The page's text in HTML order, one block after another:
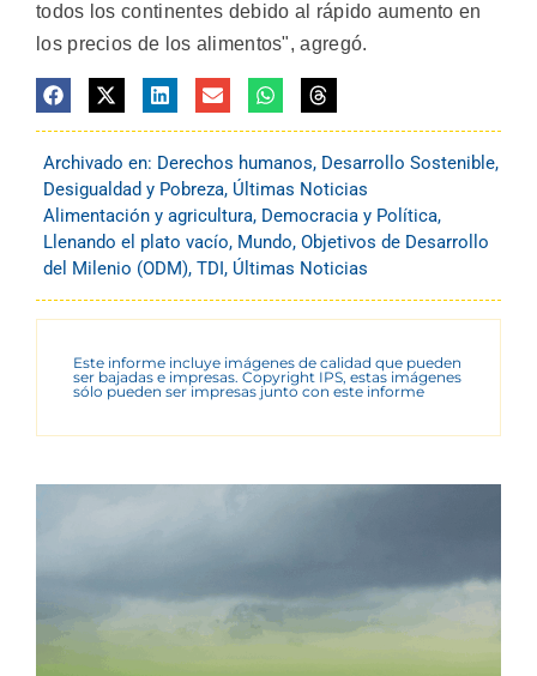
todos los continentes debido al rápido aumento en
los precios de los alimentos", agregó.
Archivado en: Derechos humanos, Desarrollo Sostenible,
Desigualdad y Pobreza, Últimas Noticias
Alimentación y agricultura, Democracia y Política,
Llenando el plato vacío, Mundo, Objetivos de Desarrollo
del Milenio (ODM), TDI, Últimas Noticias
Este informe incluye imágenes de calidad que pueden
ser bajadas e impresas. Copyright IPS, estas imágenes
sólo pueden ser impresas junto con este informe